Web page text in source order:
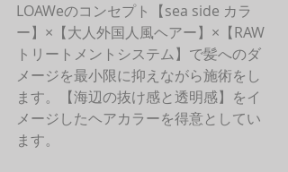
LOAWeのコンセプト【sea side カラ
ー】×【大人外国人風ヘアー】×【RAW
トリートメントシステム】で髪へのダ
メージを最小限に抑えながら施術をし
ます。【海辺の抜け感と透明感】をイ
メージしたヘアカラーを得意としてい
ます。